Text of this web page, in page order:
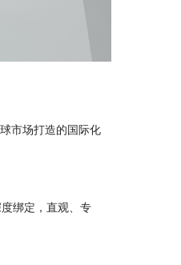
市场打造的国际化
绑定，直观、专